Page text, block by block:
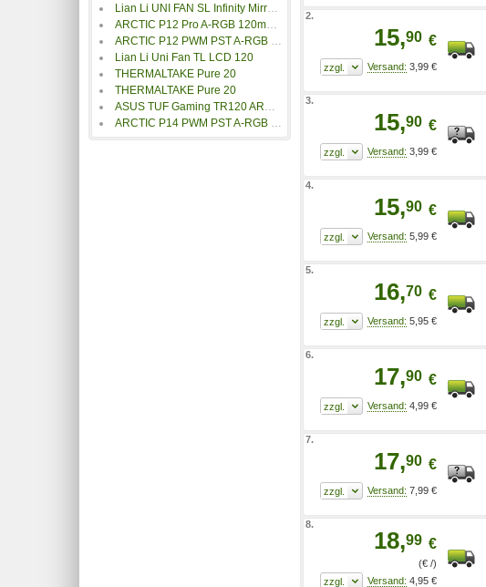
Lian Li UNI FAN SL Infinity Mirror ARGB Lüfter
ARCTIC P12 Pro A-RGB 120mm Lüfter
ARCTIC P12 PWM PST A-RGB 120mm Lüfter
Lian Li Uni Fan TL LCD 120
THERMALTAKE Pure 20
THERMALTAKE Pure 20
ASUS TUF Gaming TR120 ARGB Gehäuselüfter
ARCTIC P14 PWM PST A-RGB 0dB
2.
15,90 €
3,99 €
3.
15,90 €
3,99 €
4.
15,90 €
5,99 €
5.
16,70 €
5,95 €
6.
17,90 €
4,99 €
7.
17,90 €
7,99 €
8.
18,99 €
(€ /)
4,95 €